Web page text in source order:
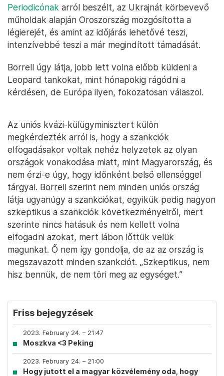
Periodicónak arról beszélt, az Ukrajnát körbevevő
műholdak alapján Oroszország mozgósította a
légierejét, és amint az időjárás lehetővé teszi,
intenzívebbé teszi a már megindított támadását.
Borrell úgy látja, jobb lett volna előbb küldeni a
Leopard tankokat, mint hónapokig rágódni a
kérdésen, de Európa ilyen, fokozatosan válaszol.
Az uniós kvázi-külügyminisztert külön
megkérdezték arról is, hogy a szankciók
elfogadásakor voltak nehéz helyzetek az olyan
országok vonakodása miatt, mint Magyarország, és
nem érzi-e úgy, hogy időnként belső ellenséggel
tárgyal. Borrell szerint nem minden uniós ország
látja ugyanúgy a szankciókat, egyikük pedig nagyon
szkeptikus a szankciók következményeiről, mert
szerinte nincs hatásuk és nem kellett volna
elfogadni azokat, mert lábon lőttük velük
magunkat. Ő nem így gondolja, de az az ország is
megszavazott minden szankciót. „Szkeptikus, nem
hisz bennük, de nem töri meg az egységet.”
Friss bejegyzések
2023. February 24. – 21:47
Moszkva <3 Peking
2023. February 24. – 21:00
Hogy jutott el a magyar közvélemény oda, hogy